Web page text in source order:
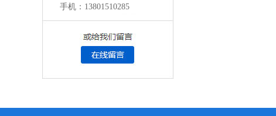
手机：13801510285